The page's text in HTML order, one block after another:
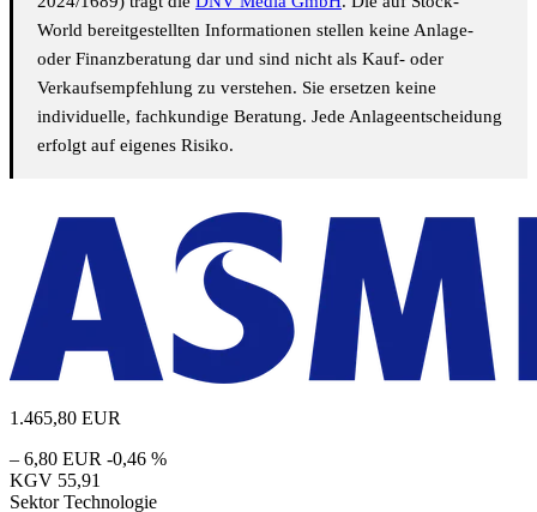
World bereitgestellten Informationen stellen keine Anlage-
oder Finanzberatung dar und sind nicht als Kauf- oder
Verkaufsempfehlung zu verstehen. Sie ersetzen keine
individuelle, fachkundige Beratung. Jede Anlageentscheidung
erfolgt auf eigenes Risiko.
1.465,80 EUR
– 6,80 EUR -0,46 %
KGV 55,91
Sektor Technologie